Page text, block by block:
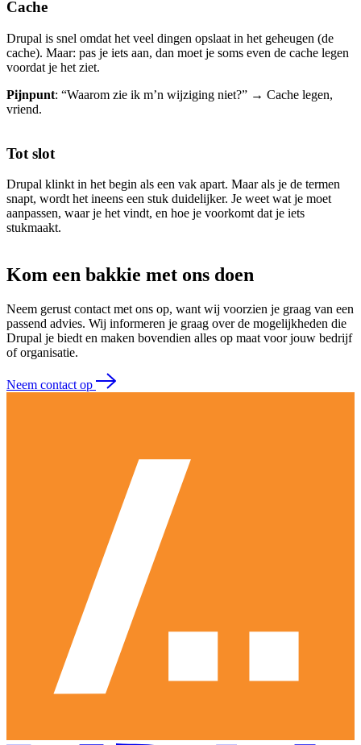
Cache
Drupal is snel omdat het veel dingen opslaat in het geheugen (de
cache). Maar: pas je iets aan, dan moet je soms even de cache legen
voordat je het ziet.
Pijnpunt: “Waarom zie ik m’n wijziging niet?” → Cache legen,
vriend.
Tot slot
Drupal klinkt in het begin als een vak apart. Maar als je de termen
snapt, wordt het ineens een stuk duidelijker. Je weet wat je moet
aanpassen, waar je het vindt, en hoe je voorkomt dat je iets
stukmaakt.
Kom een bakkie met ons doen
Neem gerust contact met ons op, want wij voorzien je graag van een
passend advies. Wij informeren je graag over de mogelijkheden die
Drupal je biedt en maken bovendien alles op maat voor jouw bedrijf
of organisatie.
Neem contact op